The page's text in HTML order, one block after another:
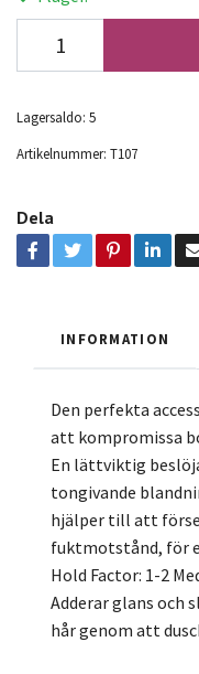
Lagersaldo: 5
Artikelnummer: T107
Dela
INFORMATION
Den perfekta
att kompromissa
En lättviktig
tongivande
hjälper till att
fuktmotstånd, för
Hold Factor: 1-2
Adderar glans
hår genom att